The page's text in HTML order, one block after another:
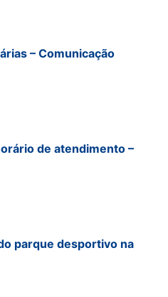
– Comunicação
de atendimento –
parque desportivo na